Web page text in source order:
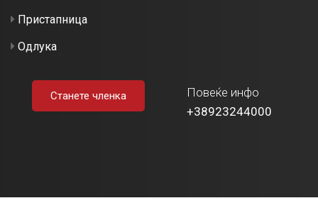
Пристапница
Одлука
Станете членка
Повеќе инфо
+38923244000